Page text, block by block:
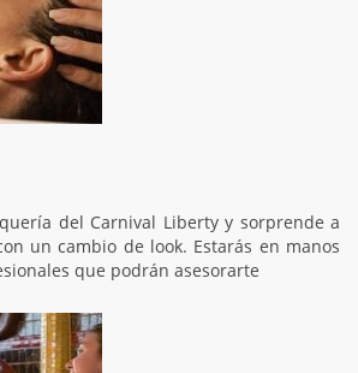
del Carnival Liberty y sorprende a
un cambio de look. Estarás en manos
que podrán asesorarte